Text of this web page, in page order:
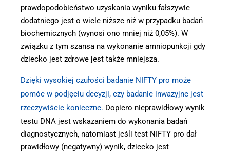
prawdopodobieństwo uzyskania wyniku fałszywie
dodatniego jest o wiele niższe niż w przypadku badań
biochemicznych (wynosi ono mniej niż 0,05%). W
związku z tym szansa na wykonanie amniopunkcji gdy
dziecko jest zdrowe jest także mniejsza.
Dzięki wysokiej czułości badanie NIFTY pro może
pomóc w podjęciu decyzji, czy badanie inwazyjne jest
rzeczywiście konieczne. Dopiero nieprawidłowy wynik
testu DNA jest wskazaniem do wykonania badań
diagnostycznych, natomiast jeśli test NIFTY pro dał
prawidłowy (negatywny) wynik, dziecko jest